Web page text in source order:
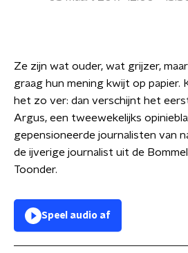
Ze zijn wat ouder, wat grijzer,
graag hun mening kwijt op papier.
het zo ver: dan verschijnt het
Argus, een tweewekelijks
gepensioneerde journalisten van
de ijverige journalist uit de
Toonder.
Speel audio af